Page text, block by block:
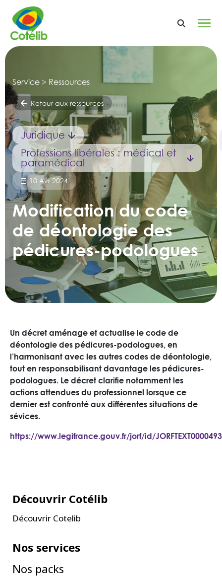
Service > Ressources
Retour aux ressources
Juridique
Professions libérales : médical et
paramédical
10 Avr 2024
Modification du code
de déontologie des
pédicures-podologues
Un décret aménage et actualise le code de
déontologie des pédicures-podologues, en
l’harmonisant avec les autres codes de déontologie,
tout en responsabilisant davantage les pédicures-
podologues. Le décret clarifie notamment les
actions attendues du professionnel lorsque ce
dernier est confronté aux différentes situations de
sévices.
https://www.legifrance.gouv.fr/jorf/id/
Découvrir Cotélib
Découvrir Cotelib
Nos services
Nos packs